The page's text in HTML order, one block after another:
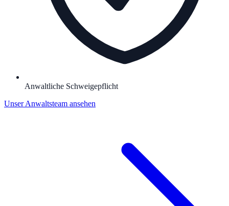
Anwaltliche Schweigepflicht
Unser Anwaltsteam ansehen